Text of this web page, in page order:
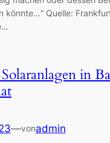
könnte…“ Quelle:
in
—vonadmin